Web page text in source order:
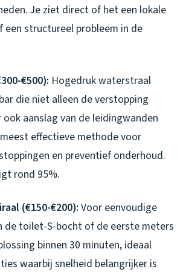
Je ziet direct of het een lokale
een structureel probleem in de
€500): Hogedruk waterstraal
die niet alleen de verstopping
aanslag van de leidingwanden
effectieve methode voor
en preventief onderhoud.
rond 95%.
(€150-€200): Voor eenvoudige
de toilet-S-bocht of de eerste meters
binnen 30 minuten, ideaal
waarbij snelheid belangrijker is